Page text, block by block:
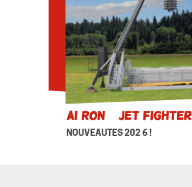
AI RON – Jet Fighter
NOUVEAUTES 202 6 !